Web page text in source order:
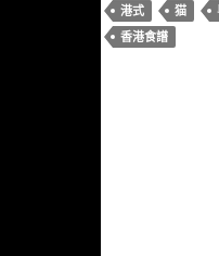
港式
猫
香港食譜